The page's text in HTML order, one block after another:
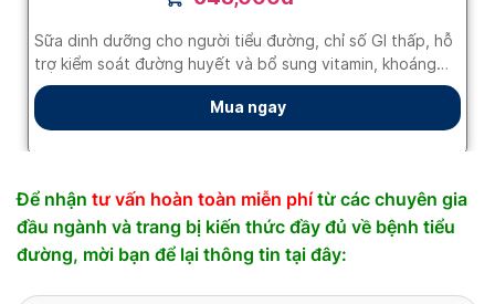
Để nhận tư vấn hoàn toàn miễn phítừ các chuyên gia
đầu ngành và trang bị kiến thức đầy đủ về bệnh tiểu
đường, mời bạn để lại thông tin tại đây: